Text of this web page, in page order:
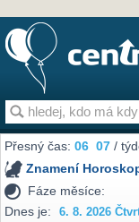
Přesný čas:06 07 /
Znamení
Fáze měsíce:
Dnes je:
6. 8. 2026